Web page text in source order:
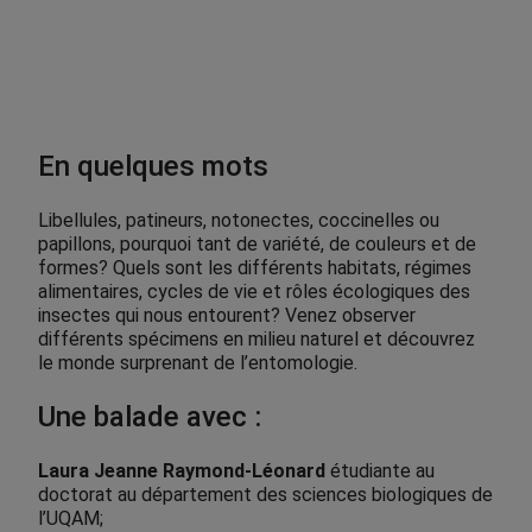
En quelques mots
Libellules, patineurs, notonectes, coccinelles ou
papillons, pourquoi tant de variété, de couleurs et de
formes? Quels sont les différents habitats, régimes
alimentaires, cycles de vie et rôles écologiques des
insectes qui nous entourent? Venez observer
différents spécimens en milieu naturel et découvrez
le monde surprenant de l’entomologie.
Une balade avec :
Laura Jeanne Raymond-Léonard étudiante au
doctorat au département des sciences biologiques de
l’UQAM;